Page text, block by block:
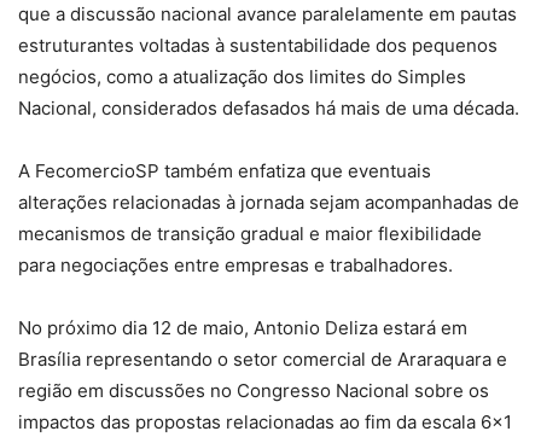
que a discussão nacional avance paralelamente em pautas
estruturantes voltadas à sustentabilidade dos pequenos
negócios, como a atualização dos limites do Simples
Nacional, considerados defasados há mais de uma década.
A FecomercioSP também enfatiza que eventuais
alterações relacionadas à jornada sejam acompanhadas de
mecanismos de transição gradual e maior flexibilidade
para negociações entre empresas e trabalhadores.
No próximo dia 12 de maio, Antonio Deliza estará em
Brasília representando o setor comercial de Araraquara e
região em discussões no Congresso Nacional sobre os
impactos das propostas relacionadas ao fim da escala 6×1